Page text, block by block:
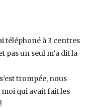
téléphoné à 3 centres
pas un seul m’a dit la
trompée, nous
moi qui avait fait les